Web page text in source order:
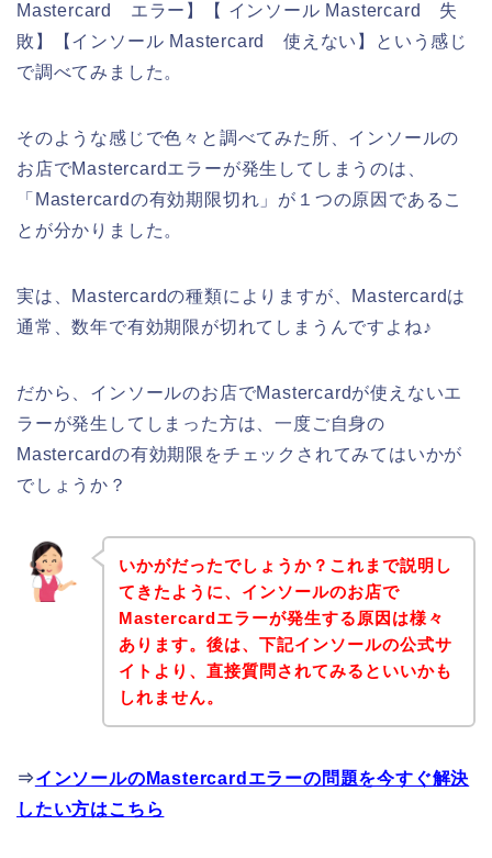
Mastercard エラー】【 インソール Mastercard 失
敗】【インソール Mastercard 使えない】という感じ
で調べてみました。
そのような感じで色々と調べてみた所、インソールの
お店でMastercardエラーが発生してしまうのは、
「Mastercardの有効期限切れ」が１つの原因であるこ
とが分かりました。
実は、Mastercardの種類によりますが、Mastercardは
通常、数年で有効期限が切れてしまうんですよね♪
だから、インソールのお店でMastercardが使えないエ
ラーが発生してしまった方は、一度ご自身の
Mastercardの有効期限をチェックされてみてはいかが
でしょうか？
いかがだったでしょうか？これまで説明し
てきたように、インソールのお店で
Mastercardエラーが発生する原因は様々
あります。後は、下記インソールの公式サ
イトより、直接質問されてみるといいかも
しれません。
⇒インソールのMastercardエラーの問題を今すぐ解決
したい方はこちら